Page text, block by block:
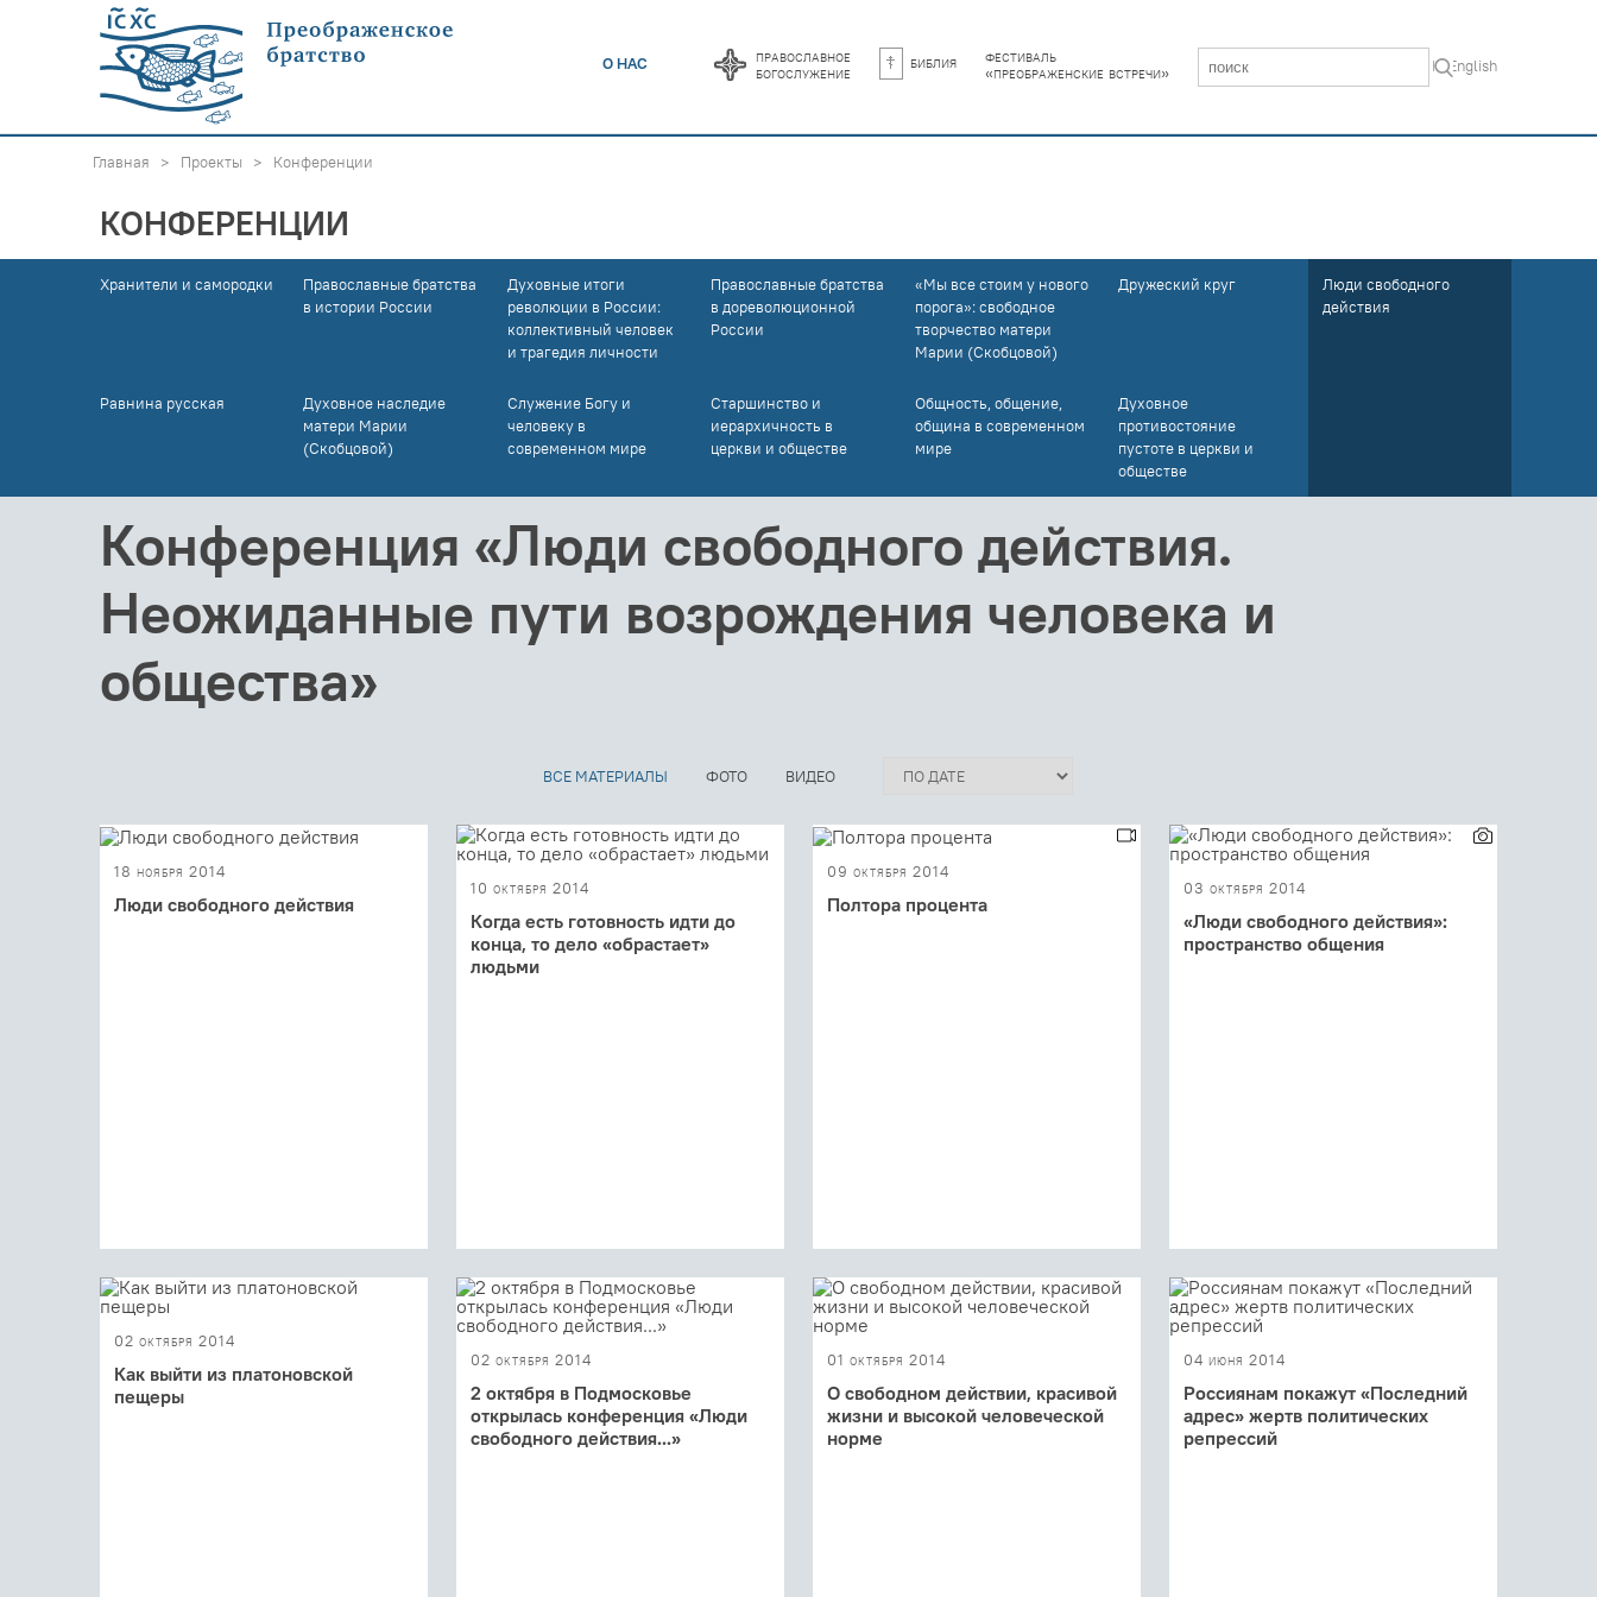
О НАС православное
богослужение библия фестиваль
«преображенские встречи» In English
Главная > Проекты > Конференции
КОНФЕРЕНЦИИ
Хранители и самородки
Православные братства
в истории России
Духовные итоги
революции в России:
коллективный человек
и трагедия личности
Православные братства
в дореволюционной
России
«Мы все стоим у нового
порога»: свободное
творчество матери
Марии (Скобцовой)
Дружеский круг
Люди свободного
действия
Равнина русская
Духовное наследие
матери Марии
(Скобцовой)
Служение Богу и
человеку в
современном мире
Старшинство и
иерархичность в
церкви и обществе
Общность, общение,
община в современном
мире
Духовное
противостояние
пустоте в церкви и
обществе
Конференция «Люди свободного действия.
Неожиданные пути возрождения человека и
общества»
ВСЕ МАТЕРИАЛЫ ФОТО ВИДЕО
18 ноября 2014
Люди свободного действия
10 октября 2014
Когда есть готовность идти до
конца, то дело «обрастает»
людьми
09 октября 2014
Полтора процента
03 октября 2014
«Люди свободного действия»:
пространство общения
02 октября 2014
Как выйти из платоновской
пещеры
02 октября 2014
2 октября в Подмосковье
открылась конференция «Люди
свободного действия...»
01 октября 2014
О свободном действии, красивой
жизни и высокой человеческой
норме
04 июня 2014
Россиянам покажут «Последний
адрес» жертв политических
репрессий